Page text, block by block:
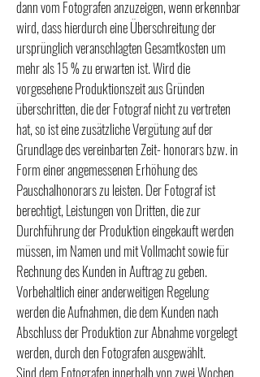
dann vom Fotografen anzuzeigen, wenn erkennbar
wird, dass hierdurch eine Überschreitung der
ursprünglich veranschlagten Gesamtkosten um
mehr als 15 % zu erwarten ist. Wird die
vorgesehene Produktionszeit aus Gründen
überschritten, die der Fotograf nicht zu vertreten
hat, so ist eine zusätzliche Vergütung auf der
Grundlage des vereinbarten Zeit- honorars bzw. in
Form einer angemessenen Erhöhung des
Pauschalhonorars zu leisten. Der Fotograf ist
berechtigt, Leistungen von Dritten, die zur
Durchführung der Produktion eingekauft werden
müssen, im Namen und mit Vollmacht sowie für
Rechnung des Kunden in Auftrag zu geben.
Vorbehaltlich einer anderweitigen Regelung
werden die Aufnahmen, die dem Kunden nach
Abschluss der Produktion zur Abnahme vorgelegt
werden, durch den Fotografen ausgewählt.
Sind dem Fotografen innerhalb von zwei Wochen